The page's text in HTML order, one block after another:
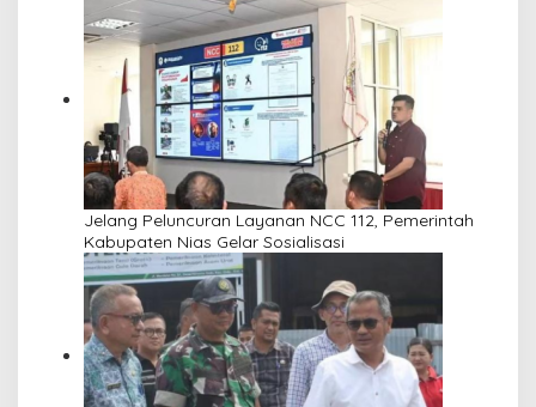
Jelang Peluncuran Layanan NCC 112, Pemerintah
Kabupaten Nias Gelar Sosialisasi